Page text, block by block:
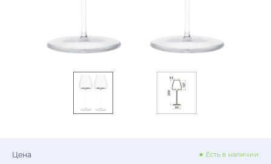
Цена Есть в наличии